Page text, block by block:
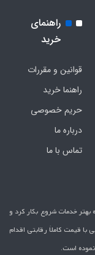
راهنمای
خرید
قوانین و مقررات
راهنما خرید
حریم خصوصی
درباره ما
تماس با ما
ارائه هر چه بهتر خدمات شروع بکار کرد و
با قیمت کاملاَ رقابتی اقدام
نموده است.